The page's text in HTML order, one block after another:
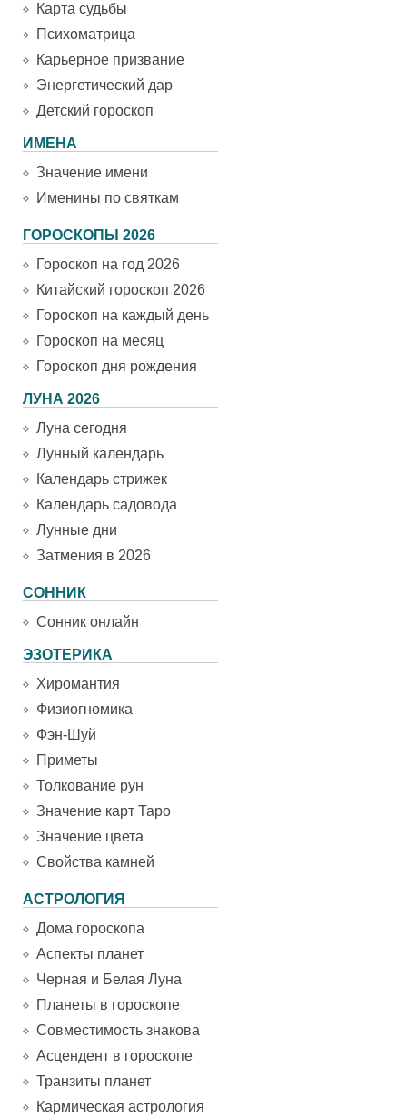
Карта судьбы
Психоматрица
Карьерное призвание
Энергетический дар
Детский гороскоп
ИМЕНА
Значение имени
Именины по святкам
ГОРОСКОПЫ 2026
Гороскоп на год 2026
Китайский гороскоп 2026
Гороскоп на каждый день
Гороскоп на месяц
Гороскоп дня рождения
ЛУНА 2026
Луна сегодня
Лунный календарь
Календарь стрижек
Календарь садовода
Лунные дни
Затмения в 2026
СОННИК
Сонник онлайн
ЭЗОТЕРИКА
Хиромантия
Физиогномика
Фэн-Шуй
Приметы
Толкование рун
Значение карт Таро
Значение цвета
Свойства камней
АСТРОЛОГИЯ
Дома гороскопа
Аспекты планет
Черная и Белая Луна
Планеты в гороскопе
Совместимость знакова
Асцендент в гороскопе
Транзиты планет
Кармическая астрология